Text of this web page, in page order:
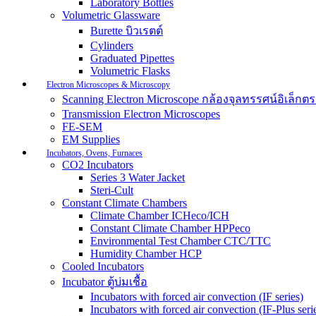
Laboratory Bottles
Volumetric Glassware
Burette บิวเรตต์
Cylinders
Graduated Pipettes
Volumetric Flasks
Electron Microscopes & Microscopy
Scanning Electron Microscope กล้องจุลทรรศน์อิเล็ก
Transmission Electron Microscopes
FE-SEM
EM Supplies
Incubators, Ovens, Furnaces
CO2 Incubators
Series 3 Water Jacket
Steri-Cult
Constant Climate Chambers
Climate Chamber ICHeco/ICH
Constant Climate Chamber HPPeco
Environmental Test Chamber CTC/TTC
Humidity Chamber HCP
Cooled Incubators
Incubator ตู้บ่มเชื้อ
Incubators with forced air convection (IF series)
Incubators with forced air convection (IF-Plus